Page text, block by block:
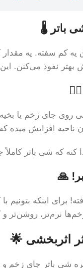
باتر 🌡️
یه کم سفته. یه
نفوذ می‌کنن. این
روی جای زخم یا
افزایش میده
کنه که شی باتر
🙏
برای اینکه بتونیم
نرم‌تر، روشن‌تر
اثربخشی 🌟
شی باتر جای زخم و